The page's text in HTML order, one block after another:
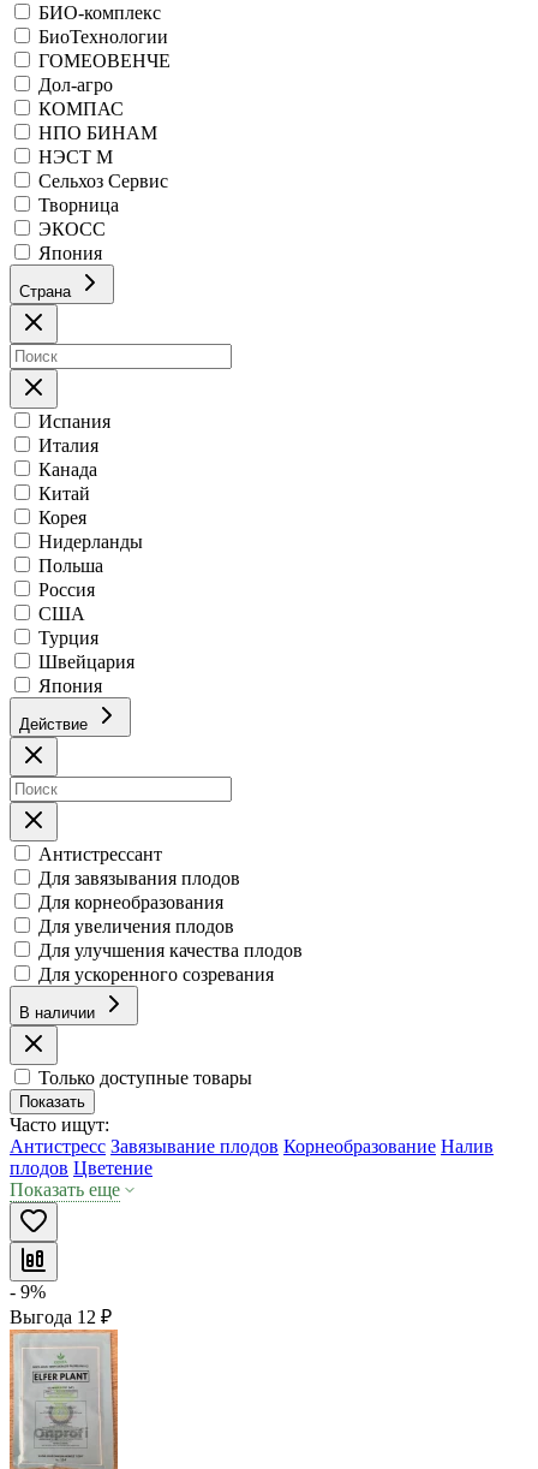
БИО-комплекс
БиоТехнологии
ГОМЕОВЕНЧЕ
Дол-агро
КОМПАС
НПО БИНАМ
НЭСТ М
Сельхоз Сервис
Творница
ЭКОСС
Япония
Страна
Испания
Италия
Канада
Китай
Корея
Нидерланды
Польша
Россия
США
Турция
Швейцария
Япония
Действие
Антистрессант
Для завязывания плодов
Для корнеобразования
Для увеличения плодов
Для улучшения качества плодов
Для ускоренного созревания
В наличии
Только доступные товары
Показать
Часто ищут:
Антистресс Завязывание плодов Корнеобразование Налив
плодов Цветение
Показать еще
- 9%
Выгода 12 ₽